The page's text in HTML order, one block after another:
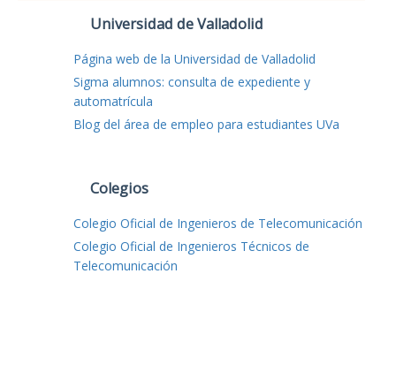
Universidad de Valladolid
Página web de la Universidad de Valladolid
Sigma alumnos: consulta de expediente y
automatrícula
Blog del área de empleo para estudiantes UVa
Colegios
Colegio Oficial de Ingenieros de Telecomunicación
Colegio Oficial de Ingenieros Técnicos de
Telecomunicación